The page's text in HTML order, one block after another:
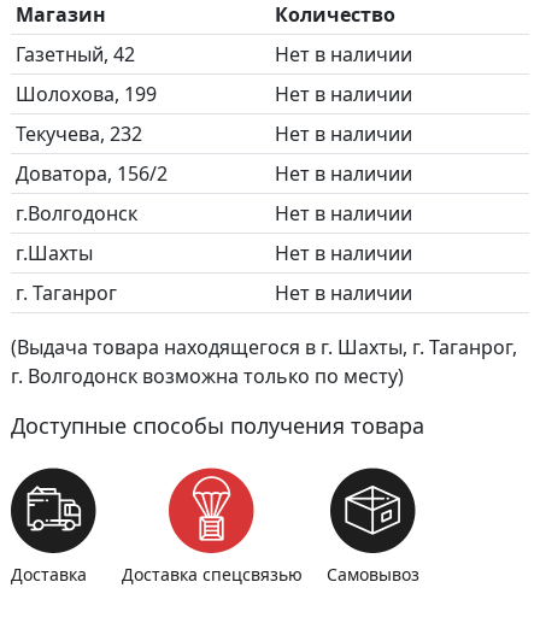
Магазин
Количество
Газетный, 42
Нет в наличии
Шолохова, 199
Нет в наличии
Текучева, 232
Нет в наличии
Доватора, 156/2
Нет в наличии
г.Волгодонск
Нет в наличии
г.Шахты
Нет в наличии
г. Таганрог
Нет в наличии
(Выдача товара находящегося в г. Шахты, г. Таганрог,
г. Волгодонск возможна только по месту)
Доступные способы получения товара
Доставка Доставка спецсвязью Самовывоз